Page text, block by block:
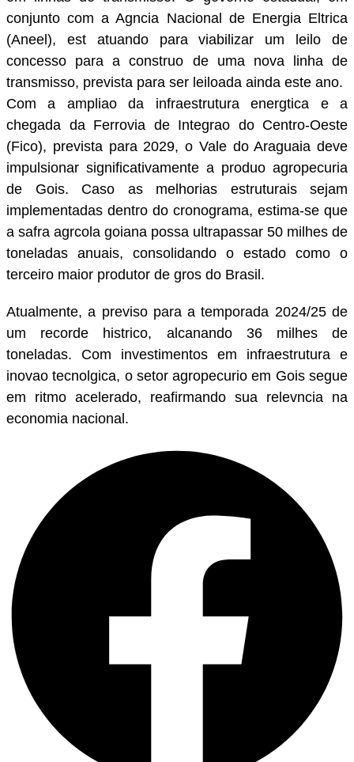
conjunto com a Agncia Nacional de Energia Eltrica
(Aneel), est atuando para viabilizar um leilo de
concesso para a construo de uma nova linha de
transmisso, prevista para ser leiloada ainda este ano.
Com a ampliao da infraestrutura energtica e a
chegada da Ferrovia de Integrao do Centro-Oeste
(Fico), prevista para 2029, o Vale do Araguaia deve
impulsionar significativamente a produo agropecuria
de Gois. Caso as melhorias estruturais sejam
implementadas dentro do cronograma, estima-se que
a safra agrcola goiana possa ultrapassar 50 milhes de
toneladas anuais, consolidando o estado como o
terceiro maior produtor de gros do Brasil.
Atualmente, a previso para a temporada 2024/25 de
um recorde histrico, alcanando 36 milhes de
toneladas. Com investimentos em infraestrutura e
inovao tecnolgica, o setor agropecurio em Gois segue
em ritmo acelerado, reafirmando sua relevncia na
economia nacional.